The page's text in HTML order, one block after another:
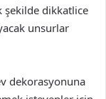
şekilde dikkatlice
unsurlar
dekorasyonuna